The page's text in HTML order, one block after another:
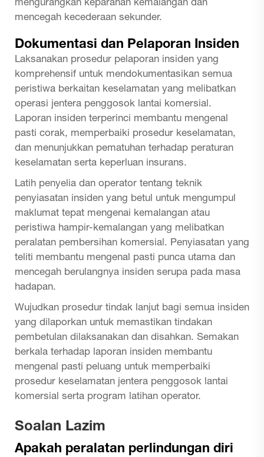
mengurangkan keparahan kemalangan dan
mencegah kecederaan sekunder.
Dokumentasi dan Pelaporan Insiden
Laksanakan prosedur pelaporan insiden yang
komprehensif untuk mendokumentasikan semua
peristiwa berkaitan keselamatan yang melibatkan
operasi jentera penggosok lantai komersial.
Laporan insiden terperinci membantu mengenal
pasti corak, memperbaiki prosedur keselamatan,
dan menunjukkan pematuhan terhadap peraturan
keselamatan serta keperluan insurans.
Latih penyelia dan operator tentang teknik
penyiasatan insiden yang betul untuk mengumpul
maklumat tepat mengenai kemalangan atau
peristiwa hampir-kemalangan yang melibatkan
peralatan pembersihan komersial. Penyiasatan yang
teliti membantu mengenal pasti punca utama dan
mencegah berulangnya insiden serupa pada masa
hadapan.
Wujudkan prosedur tindak lanjut bagi semua insiden
yang dilaporkan untuk memastikan tindakan
pembetulan dilaksanakan dan disahkan. Semakan
berkala terhadap laporan insiden membantu
mengenal pasti peluang untuk memperbaiki
prosedur keselamatan jentera penggosok lantai
komersial serta program latihan operator.
Soalan Lazim
Apakah peralatan perlindungan diri